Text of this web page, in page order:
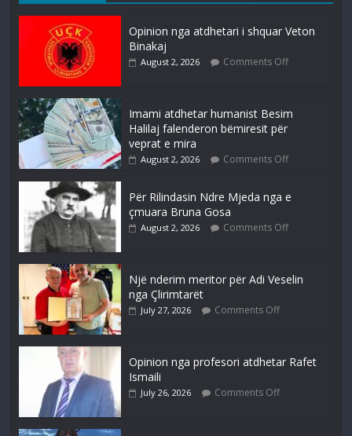
Opinion nga atdhetari i shquar Veton
Binakaj
August 2, 2026 Comments Off
Imami atdhetar humanist Besim
Halilaj falenderon bëmiresit për
veprat e mira
August 2, 2026 Comments Off
Për Rilindasin Ndre Mjeda nga e
çmuara Bruna Gosa
August 2, 2026 Comments Off
Një nderim meritor për Adi Veselin
nga Çlirimtarët
July 27, 2026 Comments Off
Opinion nga profesori atdhetar Rafet
Ismaili
July 26, 2026 Comments Off